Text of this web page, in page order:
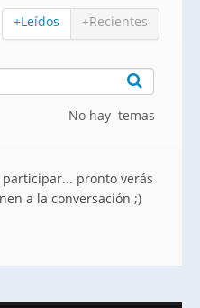
+Leídos +Recientes
No hay temas
pronto verás
a la conversación ;)